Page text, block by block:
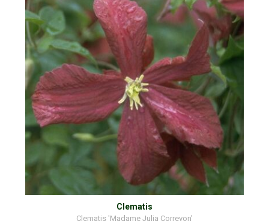
Clematis
Clematis 'Madame Julia Correvon'